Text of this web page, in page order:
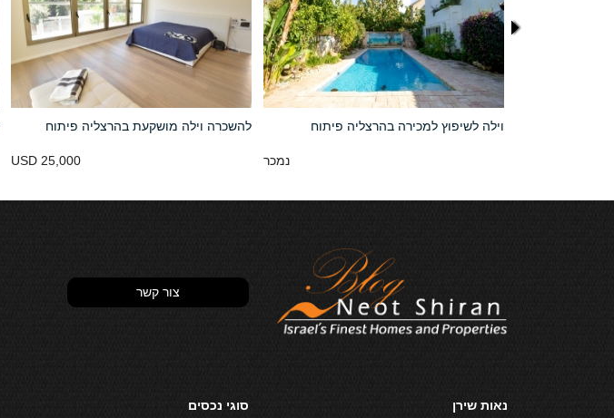
להשכרה וילה מושקעת בהרצליה פיתוח
USD 25,000
וילה לשיפוץ למכירה בהרצליה פיתוח
נמכר
צור קשר
נאות שירן סוגי נכסים